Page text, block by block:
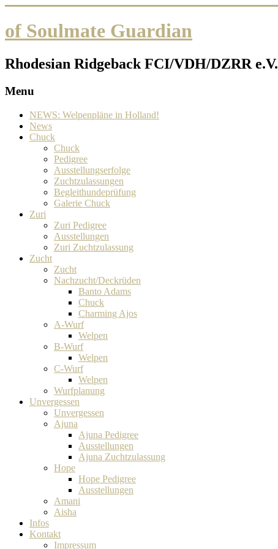
of Soulmate Guardian
Rhodesian Ridgeback FCI/VDH/DZRR e.V.
Menu
NEWS: Welpenpläne in Holland!
News
Chuck
Chuck
Pedigree
Ausstellungserfolge
Zuchtzulassungen
Begleithundeprüfung
Galerie Chuck
Zuri
Zuri Pedigree
Ausstellungen
Zuri Zuchtzulassung
Zucht
Zucht
Nachzucht/Deckrüden
Banto Adams
Chuck
Charming Ajos
A-Wurf
Welpen
B-Wurf
Welpen
C-Wurf
Welpen
Wurfplanung
Unvergessen
Unvergessen
Ajuna
Ajuna Pedigree
Ausstellungen
Ajuna Zuchtzulassung
Hope
Hope Pedigree
Ausstellungen
Amani
Aisha
Infos
Kontakt
Impressum